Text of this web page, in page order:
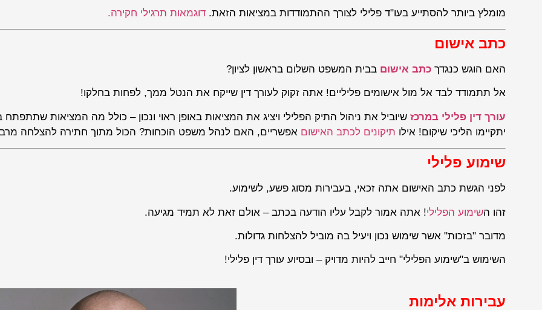
מומלץ ביותר להסתייע בעו"ד פלילי לצורך ההתמודדות במציאות הזאת. דוגמאות תרגילי חקירה.
כתב אישום
האם הוגש כנגדך כתב אישום בבית המשפט השלום בראשון לציון?
אל תתמודד לבד אל מול אישומים פליליים! אתה זקוק לעורך דין שייקח את הנטל ממך, לפחות בחלקו!
עורך דין פלילי במרכז שיוביל את ניהול התיק הפלילי ויציג את המציאות באופן ראוי ונכון – כולל מה המציאות
יתקיימו הליכי שיקום! אילו תיקונים לכתב האישום אפשריים, האם לנהל משפט הוכחות? הכול מתוך חתירה להצלחה
שימוע פלילי
לפני הגשת כתב האישום אתה זכאי, בעבירות מסוג פשע, לשימוע.
זהו השימוע הפלילי! אתה אמור לקבל עליו הודעה בכתב – אולם זאת לא תמיד מגיעה.
מדובר "בזכות" אשר שימוש נכון ויעיל בה מוביל להצלחות גדולות.
השימוש ב"שימוע הפלילי" חייב להיות מדויק – ובסיוע עורך דין פלילי!
עבירות אלימות